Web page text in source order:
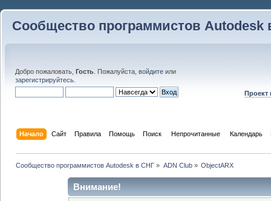
Сообщество программистов Autodesk
Добро пожаловать, Гость . Пожалуйста, войдите или
зарегистрируйтесь
Проект
Начало Сайт Правила Помощь Поиск Непрочитанные Календарь
Сообщество программистов Autodesk в СНГ » ADN Club» ObjectARX
Внимание!